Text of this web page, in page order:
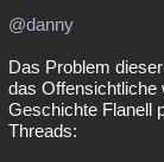
@danny
Das Problem
das Offensichtliche
Geschichte Flanell
Threads: